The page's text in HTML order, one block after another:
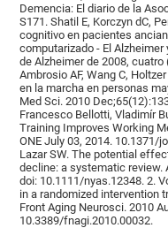
Demencia: El diario de la
S171. Shatil E, Korczyn dC,
cognitivo en pacientes
computarizado - El
de Alzheimer de 2008,
Ambrosio AF, Wang C,
en la marcha en personas
Med Sci. 2010
Francesco Bellotti, Vladimír
Training Improves Working
ONE July 03, 2014. 10.1371/
Lazar SW. The potential
decline: a systematic review.
doi: 10.1111/nyas.12348. 2.
in a randomized intervention
Front Aging Neurosci. 2010
10.3389/fnagi.2010.00032.